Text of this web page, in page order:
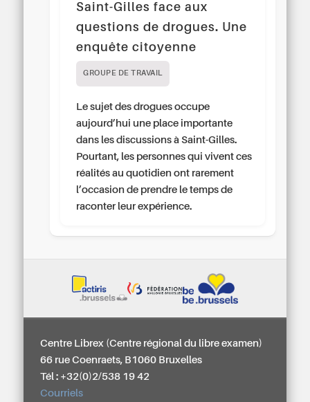
Saint-Gilles face aux
questions de drogues. Une
enquête citoyenne
GROUPE DE TRAVAIL
Le sujet des drogues occupe
aujourd’hui une place importante
dans les discussions à Saint-Gilles.
Pourtant, les personnes qui vivent ces
réalités au quotidien ont rarement
l’occasion de prendre le temps de
raconter leur expérience.
Centre Librex (Centre régional du libre examen)
66 rue Coenraets, B1060 Bruxelles
Tél : +32(0)2/538 19 42
Courriels